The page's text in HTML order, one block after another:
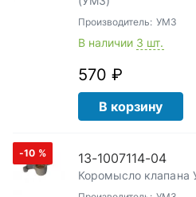
Производитель: УМЗ
В наличии 3 шт.
570 ₽
В корзину
-10 % 13-1007114-04
Коромысло